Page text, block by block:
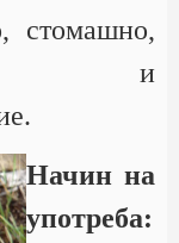
стомашно,
и
Начин на
употреба: